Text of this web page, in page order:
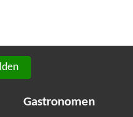
Gastronomen